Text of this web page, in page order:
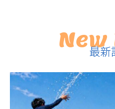
New
最新